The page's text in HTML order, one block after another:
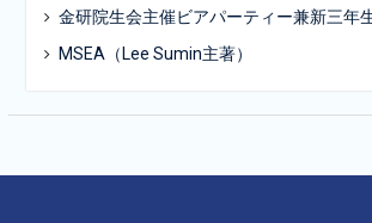
金研院生会主催ビアパーティー兼新三年
MSEA（Lee Sumin主著）